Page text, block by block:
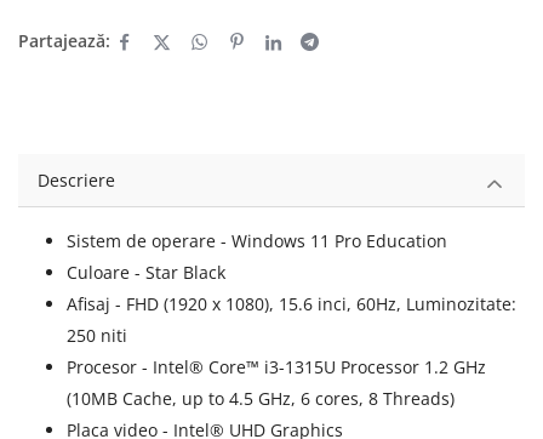
Partajează:
Descriere
Sistem de operare - Windows 11 Pro Education
Culoare - Star Black
Afisaj - FHD (1920 x 1080), 15.6 inci, 60Hz, Luminozitate:
250 niti
Procesor - Intel® Core™ i3-1315U Processor 1.2 GHz
(10MB Cache, up to 4.5 GHz, 6 cores, 8 Threads)
Placa video - Intel® UHD Graphics